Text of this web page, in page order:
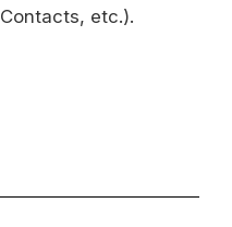
etc.).